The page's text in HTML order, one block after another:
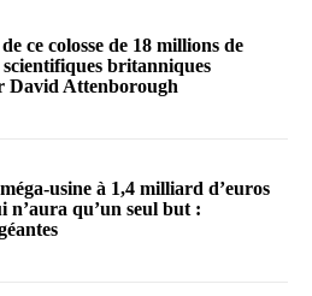
ce colosse de 18 millions de
scientifiques britanniques
David Attenborough
usine à 1,4 milliard d’euros
n’aura qu’un seul but :